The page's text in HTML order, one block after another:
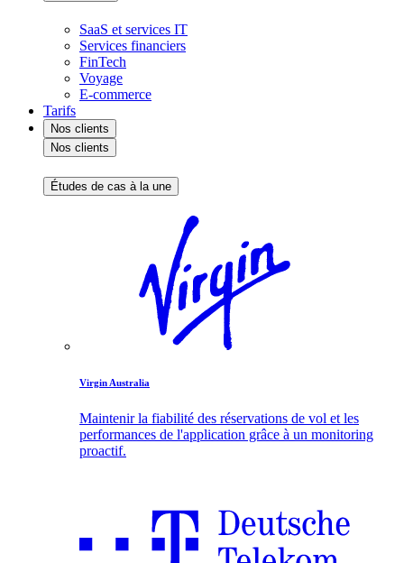
SaaS et services IT
Services financiers
FinTech
Voyage
E-commerce
Tarifs
Nos clients
Nos clients
Études de cas à la une
Virgin Australia
Maintenir la fiabilité des réservations de vol et les
performances de l'application grâce à un monitoring
proactif.